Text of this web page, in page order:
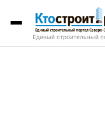
Единый строительный